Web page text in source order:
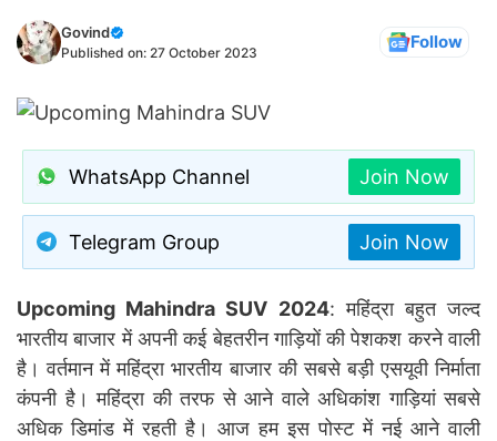
Govind
Published on: 27 October 2023 Follow
WhatsApp Channel Join Now
Telegram Group Join Now
Upcoming Mahindra SUV 2024: महिंद्रा बहुत जल्द
भारतीय बाजार में अपनी कई बेहतरीन गाड़ियों की पेशकश करने वाली
है। वर्तमान में महिंद्रा भारतीय बाजार की सबसे बड़ी एसयूवी निर्माता
कंपनी है। महिंद्रा की तरफ से आने वाले अधिकांश गाड़ियां सबसे
अधिक डिमांड में रहती है। आज हम इस पोस्ट में नई आने वाली